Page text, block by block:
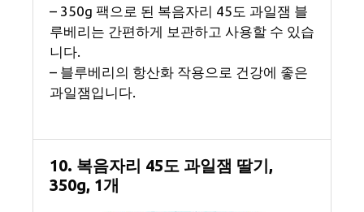
– 350g 팩으로 된 복음자리 45도 과일잼 블
루베리는 간편하게 보관하고 사용할 수 있습
니다.
– 블루베리의 항산화 작용으로 건강에 좋은
과일잼입니다.
10. 복음자리 45도 과일잼 딸기,
350g, 1개